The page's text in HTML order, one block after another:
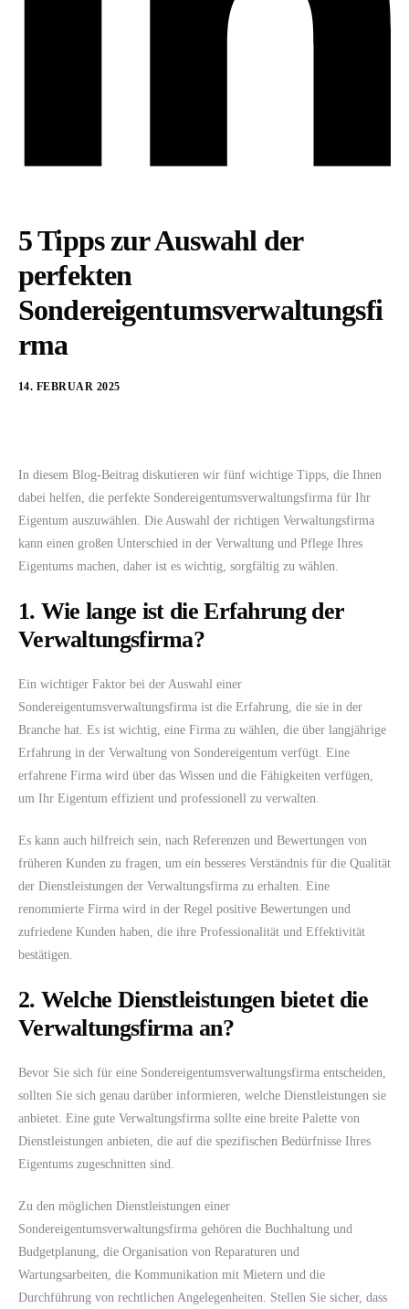
5 Tipps zur Auswahl der
perfekten
Sondereigentumsverwaltungsfi
rma
14. FEBRUAR 2025
In diesem Blog-Beitrag diskutieren wir fünf wichtige Tipps, die Ihnen
dabei helfen, die perfekte Sondereigentumsverwaltungsfirma für Ihr
Eigentum auszuwählen. Die Auswahl der richtigen Verwaltungsfirma
kann einen großen Unterschied in der Verwaltung und Pflege Ihres
Eigentums machen, daher ist es wichtig, sorgfältig zu wählen.
1. Wie lange ist die Erfahrung der
Verwaltungsfirma?
Ein wichtiger Faktor bei der Auswahl einer
Sondereigentumsverwaltungsfirma ist die Erfahrung, die sie in der
Branche hat. Es ist wichtig, eine Firma zu wählen, die über langjährige
Erfahrung in der Verwaltung von Sondereigentum verfügt. Eine
erfahrene Firma wird über das Wissen und die Fähigkeiten verfügen,
um Ihr Eigentum effizient und professionell zu verwalten.
Es kann auch hilfreich sein, nach Referenzen und Bewertungen von
früheren Kunden zu fragen, um ein besseres Verständnis für die Qualität
der Dienstleistungen der Verwaltungsfirma zu erhalten. Eine
renommierte Firma wird in der Regel positive Bewertungen und
zufriedene Kunden haben, die ihre Professionalität und Effektivität
bestätigen.
2. Welche Dienstleistungen bietet die
Verwaltungsfirma an?
Bevor Sie sich für eine Sondereigentumsverwaltungsfirma entscheiden,
sollten Sie sich genau darüber informieren, welche Dienstleistungen sie
anbietet. Eine gute Verwaltungsfirma sollte eine breite Palette von
Dienstleistungen anbieten, die auf die spezifischen Bedürfnisse Ihres
Eigentums zugeschnitten sind.
Zu den möglichen Dienstleistungen einer
Sondereigentumsverwaltungsfirma gehören die Buchhaltung und
Budgetplanung, die Organisation von Reparaturen und
Wartungsarbeiten, die Kommunikation mit Mietern und die
Durchführung von rechtlichen Angelegenheiten. Stellen Sie sicher, dass